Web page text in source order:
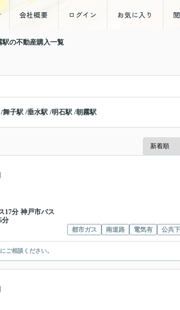
会社概要 ログイン お気に入り
駅の不動産購入一覧
/舞子駅 /垂水駅 /明石駅 /朝霧駅
17分 神戸市バス
分
都市ガス
南道路 電気有 公共
ご相談ください。